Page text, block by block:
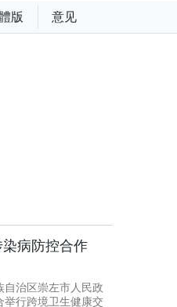
版 意见
病防控合作
自治区崇左市人民政
举行跨境卫生健康交